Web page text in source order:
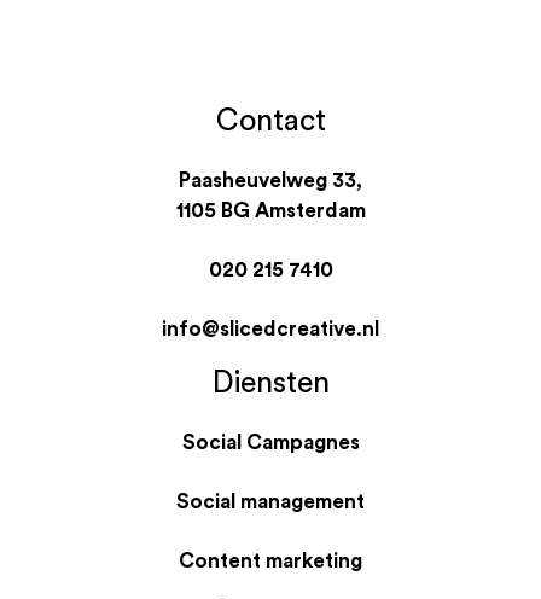
Contact
Paasheuvelweg 33,
1105 BG Amsterdam
020 215 7410
info@slicedcreative.nl
Diensten
Social Campagnes
Social management
Content marketing